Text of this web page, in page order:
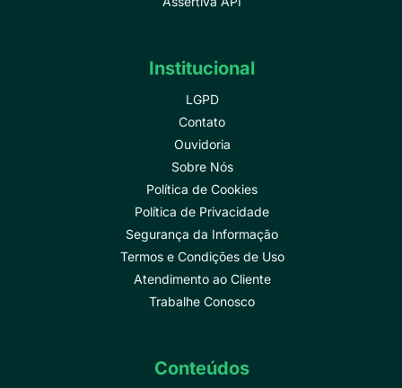
Institucional
LGPD
Contato
Ouvidoria
Sobre Nós
Política de Cookies
Política de Privacidade
Segurança da Informação
Termos e Condições de Uso
Atendimento ao Cliente
Trabalhe Conosco
Conteúdos